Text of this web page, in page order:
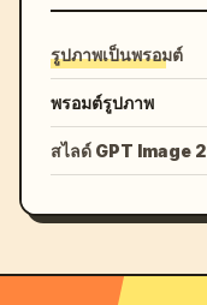
รูปภาพเป็นพรอมต์
พรอมต์รูปภาพ
สไลด์ GPT Image 2